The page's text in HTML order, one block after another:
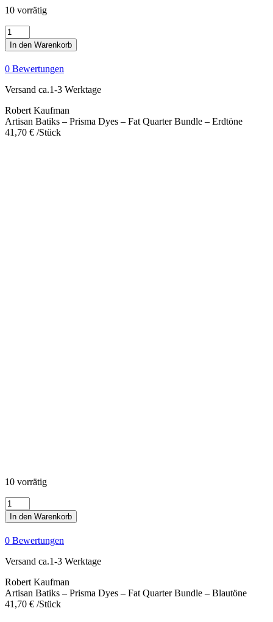
10 vorrätig
Artisan
Batiks
-
Prisma
Dyes
-
Fat
Quarter
Bundle
-
Erdtöne
In den Warenkorb
0 Bewertungen
Versand ca.1-3 Werktage
Robert Kaufman
Artisan Batiks – Prisma Dyes – Fat Quarter Bundle – Erdtöne
41,70 € /Stück
10 vorrätig
Artisan
Batiks
-
Prisma
Dyes
-
Fat
Quarter
Bundle
-
Blautöne
In den Warenkorb
0 Bewertungen
Versand ca.1-3 Werktage
Robert Kaufman
Artisan Batiks – Prisma Dyes – Fat Quarter Bundle – Blautöne
41,70 € /Stück